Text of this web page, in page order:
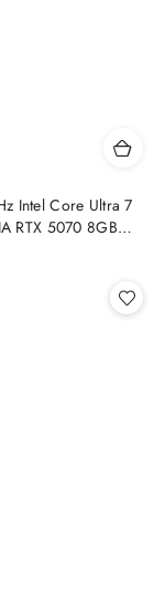
Intel Core Ultra 7
RTX 5070 8GB